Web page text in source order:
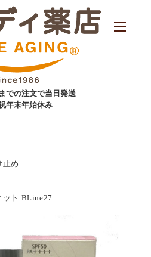
での注文で当日発送
年末年始休み
止め
ット BLine27